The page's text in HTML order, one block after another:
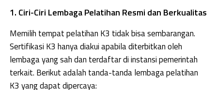
1. Ciri-Ciri Lembaga Pelatihan Resmi dan Berkualitas
Memilih tempat pelatihan K3 tidak bisa sembarangan.
Sertifikasi K3 hanya diakui apabila diterbitkan oleh
lembaga yang sah dan terdaftar di instansi pemerintah
terkait. Berikut adalah tanda-tanda lembaga pelatihan
K3 yang dapat dipercaya: